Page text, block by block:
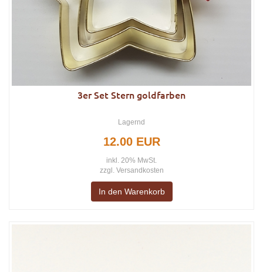
3er Set Stern goldfarben
Lagernd
12.00 EUR
inkl. 20% MwSt.
zzgl. Versandkosten
In den Warenkorb